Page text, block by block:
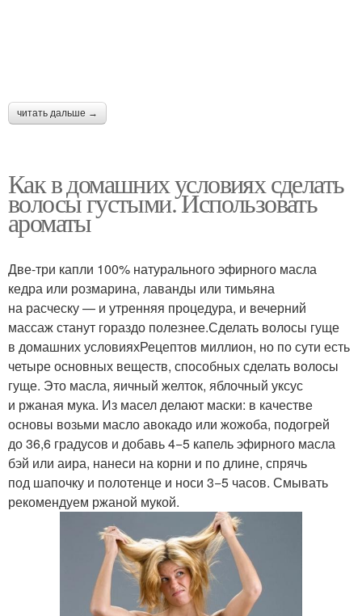
читать дальше →
Как в домашних условиях сделать
волосы густыми. Использовать
ароматы
Две-три капли 100% натурального эфирного масла
кедра или розмарина, лаванды или тимьяна
на расческу — и утренняя процедура, и вечерний
массаж станут гораздо полезнее.Сделать волосы гуще
в домашних условияхРецептов миллион, но по сути есть
четыре основных веществ, способных сделать волосы
гуще. Это масла, яичный желток, яблочный уксус
и ржаная мука. Из масел делают маски: в качестве
основы возьми масло авокадо или жожоба, подогрей
до 36,6 градусов и добавь 4−5 капель эфирного масла
бэй или аира, нанеси на корни и по длине, спрячь
под шапочку и полотенце и носи 3−5 часов. Смывать
рекомендуем ржаной мукой.